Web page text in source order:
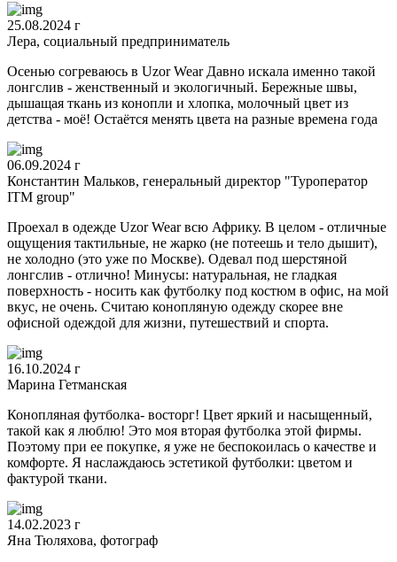
25.08.2024 г
Лера, социальный предприниматель
Осенью согреваюсь в Uzor Wear Давно искала именно такой
лонгслив - женственный и экологичный. Бережные швы,
дышащая ткань из конопли и хлопка, молочный цвет из
детства - моё! Остаётся менять цвета на разные времена года
06.09.2024 г
Константин Мальков, генеральный директор "Туроператор
ITM group"
Проехал в одежде Uzor Wear всю Африку. В целом - отличные
ощущения тактильные, не жарко (не потеешь и тело дышит),
не холодно (это уже по Москве). Одевал под шерстяной
лонгслив - отлично! Минусы: натуральная, не гладкая
поверхность - носить как футболку под костюм в офис, на мой
вкус, не очень. Считаю конопляную одежду скорее вне
офисной одеждой для жизни, путешествий и спорта.
16.10.2024 г
Марина Гетманская
Конопляная футболка- восторг! Цвет яркий и насыщенный,
такой как я люблю! Это моя вторая футболка этой фирмы.
Поэтому при ее покупке, я уже не беспокоилась о качестве и
комфорте. Я наслаждаюсь эстетикой футболки: цветом и
фактурой ткани.
14.02.2023 г
Яна Тюляхова, фотограф